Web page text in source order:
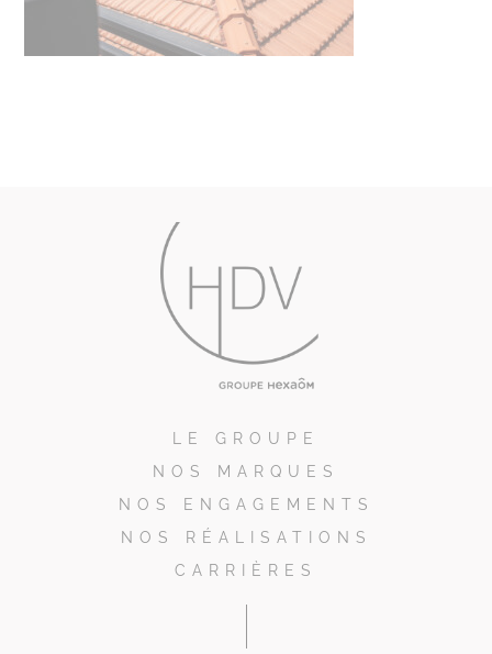
LE GROUPE
NOS MARQUES
NOS ENGAGEMENTS
NOS RÉALISATIONS
CARRIÈRES